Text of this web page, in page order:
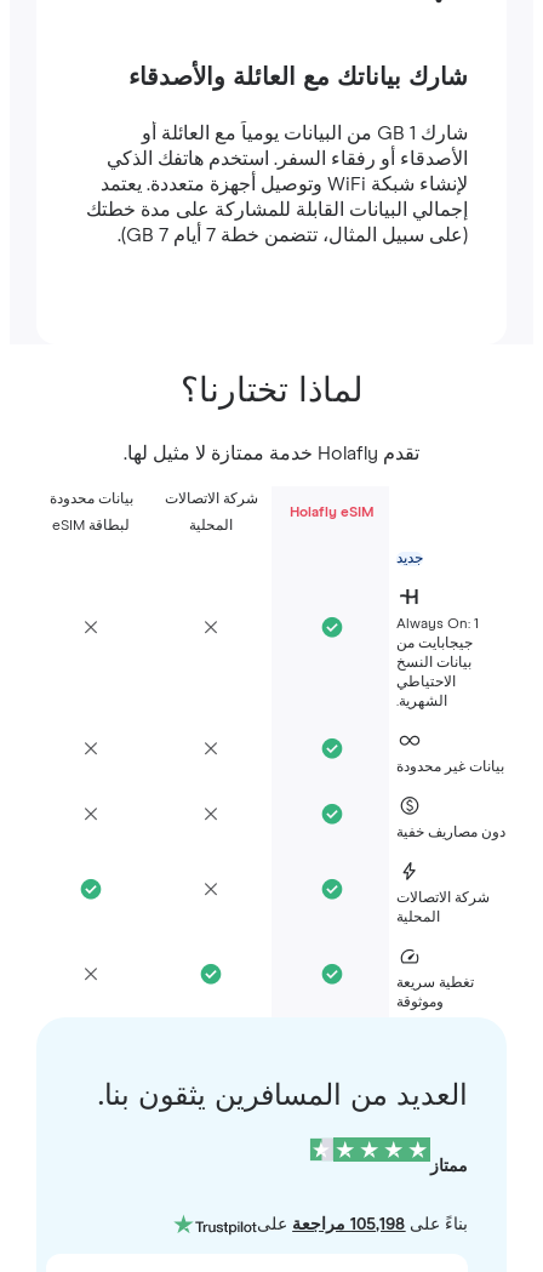
شارك بياناتك مع العائلة والأصدقاء
شارك 1 GB من البيانات يومياً مع العائلة أو
الأصدقاء أو رفقاء السفر. استخدم هاتفك الذكي
لإنشاء شبكة WiFi وتوصيل أجهزة متعددة. يعتمد
إجمالي البيانات القابلة للمشاركة على مدة خطتك
(على سبيل المثال، تتضمن خطة 7 أيام 7 GB).
لماذا تختارنا؟
Holafly eSIM
شركة الاتصالات
بيانات محدودة
Always On: 1
جيجابايت من
بيانات النسخ
الاحتياطي
غير محدودة
مصاريف خفية
شركة الاتصالات
تغطية سريعة
العديد من المسافرين يثقون بنا.
بناءً على105,198 مراجعة على